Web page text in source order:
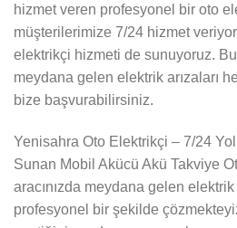
hizmet veren profesyonel bir oto
müşterilerimize 7/24 hizmet
elektrikçi hizmeti de sunuyoruz. Bu
meydana gelen elektrik arızaları
bize başvurabilirsiniz.
Yenisahra Oto Elektrikçi – 7/24
Sunan Mobil Akücü Akü Takviye
aracınızda meydana gelen elektrik
profesyonel bir şekilde